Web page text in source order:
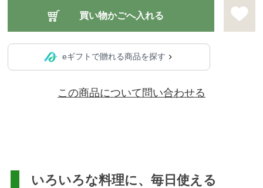
eギフトで贈れる商品を探す
この商品について問い合わせる
いろいろな料理に、毎日使える